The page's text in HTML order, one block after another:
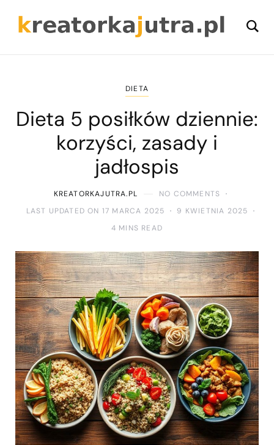
DIETA
Dieta 5 posiłków dziennie:
korzyści, zasady i
jadłospis
KREATORKAJUTRA.PL
NO COMMENTS
LAST UPDATED ON 17 MARCA 2025
9 KWIETNIA 2025
4 MINS READ